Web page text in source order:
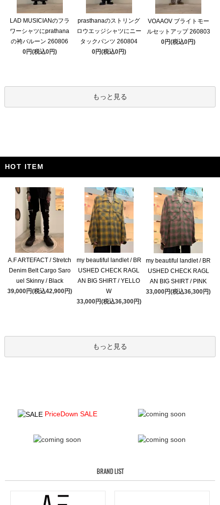
LAD MUSICIANのフラ
ワーシャツにprathana
の袴バルーン 260806
0円(税込0円)
prasthanaのストリング
ロウエッジシャツにニー
タックパンツ 260804
0円(税込0円)
VOAAOV ブライトモー
ルセットアップ 260803
0円(税込0円)
もっと見る
HOT ITEM
A.F ARTEFACT / Stretch
Denim Belt Cargo Saro
uel Skinny / Black
39,000円(税込42,900円)
my beautiful landlet / BR
USHED CHECK RAGL
AN BIG SHIRT / YELLO
W
33,000円(税込36,300円)
my beautiful landlet / BR
USHED CHECK RAGL
AN BIG SHIRT / PINK
33,000円(税込36,300円)
もっと見る
PriceDown SALE
BRAND LIST